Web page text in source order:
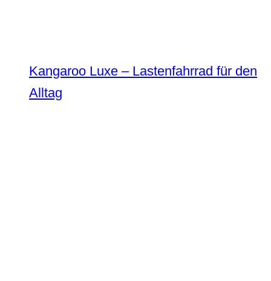
Kangaroo Luxe – Lastenfahrrad für den
Alltag